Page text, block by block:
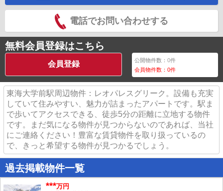
電話でお問い合わせする
無料会員登録はこちら
会員登録 公開物件数：0件
会員物件数：0件
東海大学前駅周辺物件：レオパレスグリーク。設備も充実
していて住みやすい、魅力が詰まったアパートです。駅ま
で歩いてアクセスできる、徒歩5分の距離に立地する物件
です。まだ気になる物件が見つからないのであれば、当社
にご連絡ください！豊富な賃貸物件を取り扱っているの
で、きっと希望する物件が見つかるでしょう。
過去掲載物件一覧
***万円